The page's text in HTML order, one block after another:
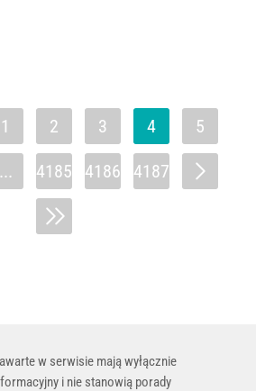
1 2 3 4 5
... 4185 4186 4187
w serwisie mają wyłącznie
i nie stanowią porady